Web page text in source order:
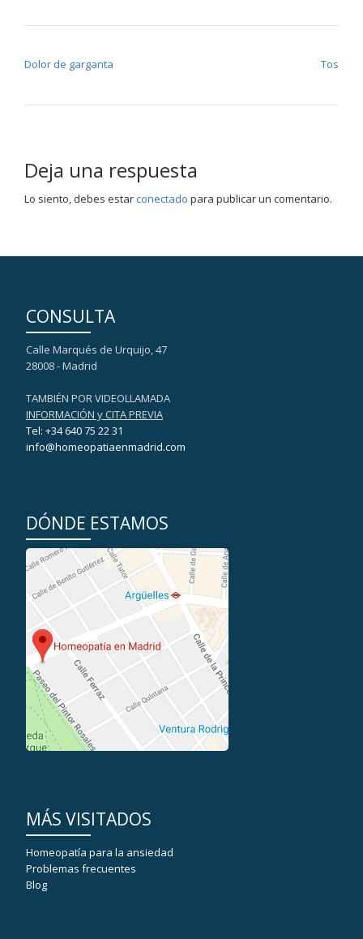
Dolor de garganta Tos
Deja una respuesta
Lo siento, debes estarconectado para publicar un comentario.
CONSULTA
Calle Marqués de Urquijo, 47
28008 - Madrid
TAMBIÉN POR VIDEOLLAMADA
INFORMACIÓN y CITA PREVIA
Tel: +34 640 75 22 31
info@homeopatiaenmadrid.com
DÓNDE ESTAMOS
MÁS VISITADOS
Homeopatía para la ansiedad
Problemas frecuentes
Blog